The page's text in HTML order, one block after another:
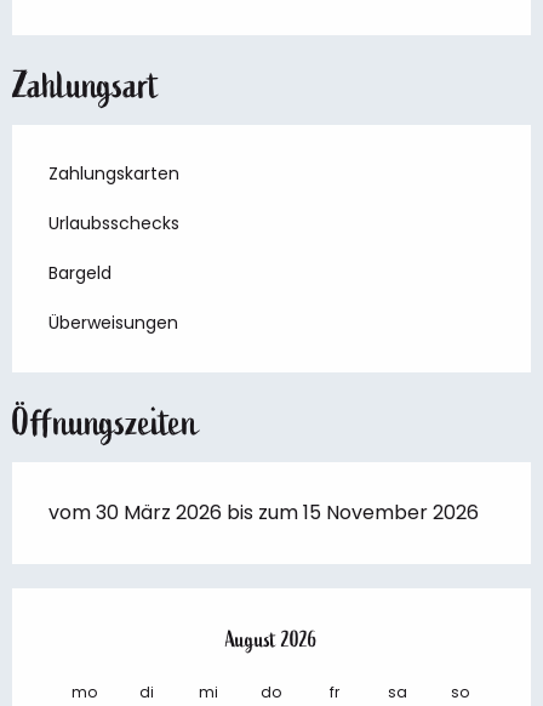
Zahlungsart
Zahlungskarten
Urlaubsschecks
Bargeld
Überweisungen
Öffnungszeiten
vom 30 März 2026 bis zum 15 November 2026
August 2026
mo di mi do fr sa so